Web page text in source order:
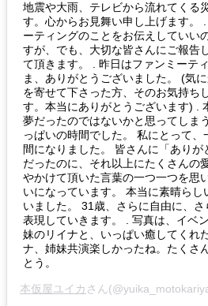
地震や大雨、テレビから流れてくる
す。心からお見舞い申し上げます。
ーティングのことをお伝えしていい
すが、でも、大切な皆さんにご報告
て頂きます。 . 昨日はファンミーテ
ま、ありがとうございました。 (気
を寄せて下さった方、そのお気持ち
す。本当にありがとうございます) .
夢だったのではないかと思ってしま
っぱいの時間でした。 私にとって
間になりました。 皆さんに「あり
だったのに、それ以上にたくさんの
やかけて頂いた言葉の一つ一つを思
いになっています。 本当に素晴ら
いました。 31歳、さらに自由に、
表現していきます。 . 写真は、イベ
妹のリイナと、いっぱい癒してくれ
ナ、姉妹共演楽しかったね。たくさ
とう。
本仮屋ユイカ さん